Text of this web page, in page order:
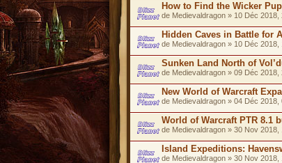
How to Find the Wicker
de Medievaldragon » 10 Déc 2018,
Hidden Caves in Battle for
de Medievaldragon » 10 Déc 2018,
Sunken Land North of
de Medievaldragon » 09 Déc 2018,
New World of Warcraft
de Medievaldragon » 04 Déc 2018,
World of Warcraft PTR 8.1
de Medievaldragon » 30 Nov 2018,
Island Expeditions:
de Medievaldragon » 30 Nov 2018,